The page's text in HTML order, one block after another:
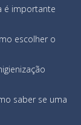
é importante
escolher o
saber se uma